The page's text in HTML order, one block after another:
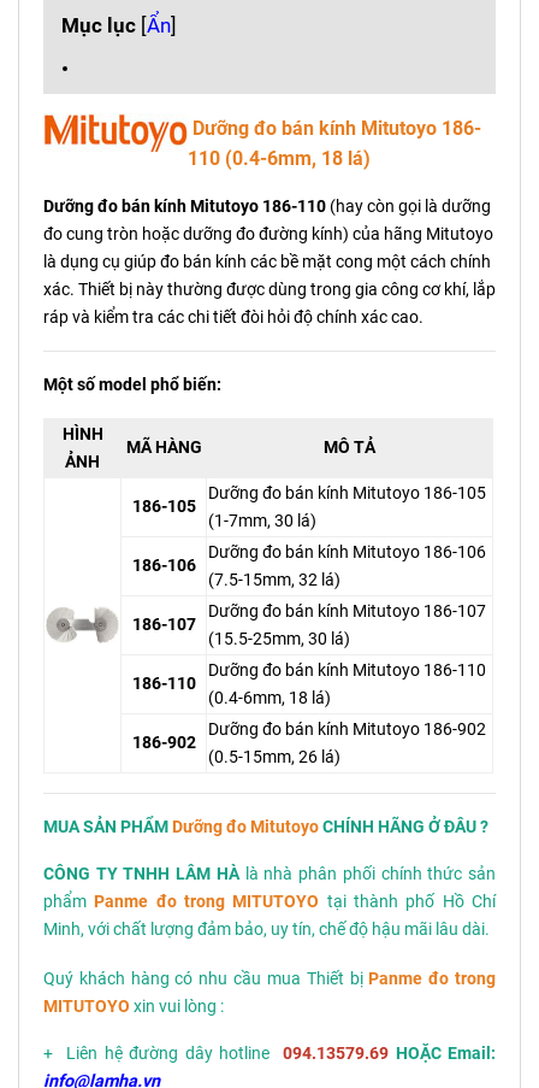
Mục lục [Ẩn]
Dưỡng đo bán kính Mitutoyo 186-
110 (0.4-6mm, 18 lá)
Dưỡng đo bán kính Mitutoyo 186-110 (hay còn gọi là dưỡng
đo cung tròn hoặc dưỡng đo đường kính) của hãng Mitutoyo
là dụng cụ giúp đo bán kính các bề mặt cong một cách chính
xác. Thiết bị này thường được dùng trong gia công cơ khí, lắp
ráp và kiểm tra các chi tiết đòi hỏi độ chính xác cao.
Một số model phổ biến:
HÌNH
ẢNH
MÃ HÀNG MÔ TẢ
186-105
Dưỡng đo bán kính Mitutoyo 186-105
(1-7mm, 30 lá)
186-106
Dưỡng đo bán kính Mitutoyo 186-106
(7.5-15mm, 32 lá)
186-107
Dưỡng đo bán kính Mitutoyo 186-107
(15.5-25mm, 30 lá)
186-110
Dưỡng đo bán kính Mitutoyo 186-110
(0.4-6mm, 18 lá)
186-902
Dưỡng đo bán kính Mitutoyo 186-902
(0.5-15mm, 26 lá)
MUA SẢN PHẨMDưỡng đo MitutoyoCHÍNH HÃNG Ở ĐÂU ?
CÔNG TY TNHH LÂM HÀlà nhà phân phối chính thức sản
phẩm Panme đo trong MITUTOYO tại thành phố Hồ Chí
Minh, với chất lượng đảm bảo, uy tín, chế độ hậu mãi lâu dài.
Quý khách hàng có nhu cầu mua Thiết bịPanme đo trong
MITUTOYO xin vui lòng :
+ Liên hệ đường dây hotline 094.13579.69 HOẶC Email:
info@lamha.vn